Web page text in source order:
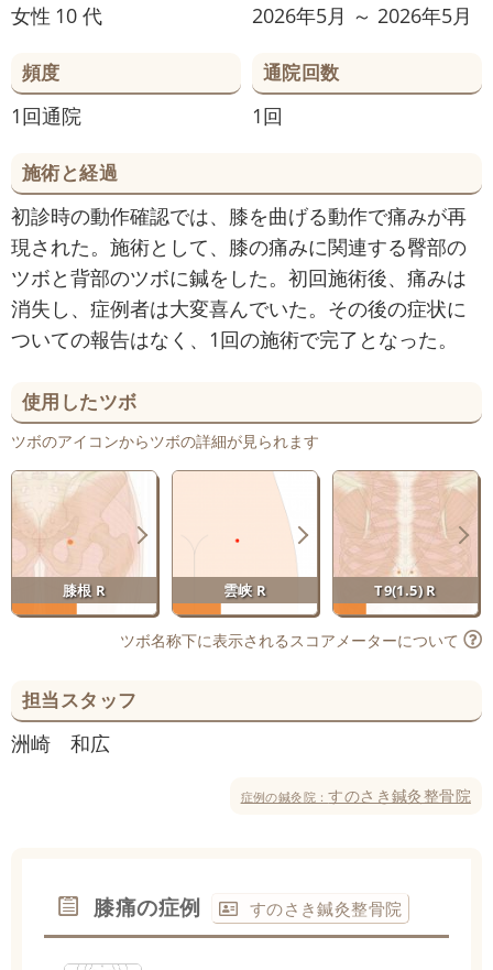
女性 10 代 2026年5月 ～ 2026年5月
頻度
1回通院
通院回数
1回
施術と経過
初診時の動作確認では、膝を曲げる動作で痛みが再
現された。施術として、膝の痛みに関連する臀部の
ツボと背部のツボに鍼をした。初回施術後、痛みは
消失し、症例者は大変喜んでいた。その後の症状に
ついての報告はなく、1回の施術で完了となった。
使用したツボ
ツボのアイコンからツボの詳細が見られます
膝根 R 雲峡 R T9(1.5) R
ツボ名称下に表示されるスコアメーターについて
担当スタッフ
洲崎 和広
症例の鍼灸院：すのさき鍼灸整骨院
膝痛の症例 すのさき鍼灸整骨院